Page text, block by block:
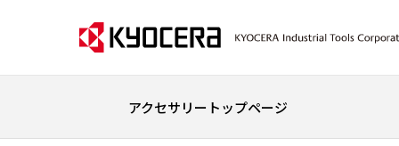
アクセサリートップページ